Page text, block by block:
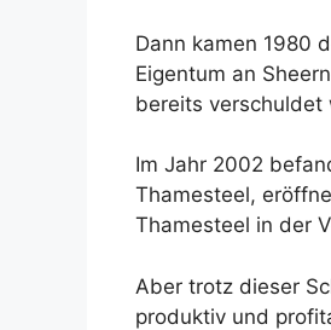
Dann kamen 1980
Eigentum an
bereits verschuldet
Im Jahr 2002
Thamesteel,
Thamesteel in der
Aber trotz dieser
produktiv und